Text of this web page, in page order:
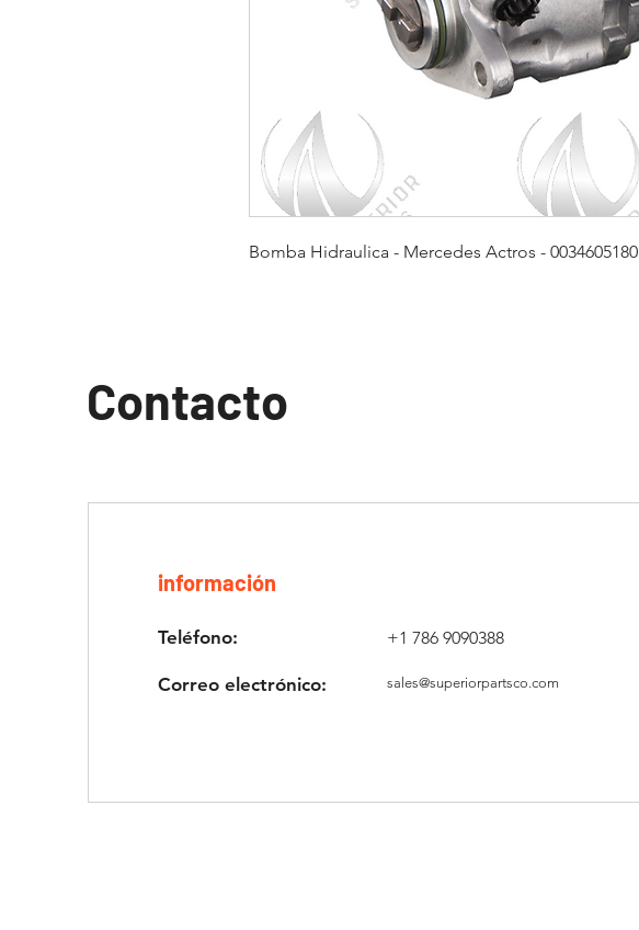
Bomba Hidraulica - Mercedes Actros - 0034605180
Contacto
información
Teléfono: +1 786 9090388
Correo electrónico: sales@superiorpartsco.com